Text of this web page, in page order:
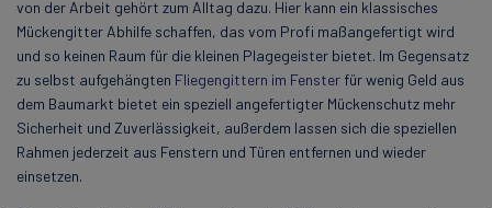
von der Arbeit gehört zum Alltag dazu. Hier kann ein klassisches
Mückengitter Abhilfe schaffen, das vom Profi maßangefertigt wird
und so keinen Raum für die kleinen Plagegeister bietet. Im Gegensatz
zu selbst aufgehängten Fliegengittern im Fenster für wenig Geld aus
dem Baumarkt bietet ein speziell angefertigter Mückenschutz mehr
Sicherheit und Zuverlässigkeit, außerdem lassen sich die speziellen
Rahmen jederzeit aus Fenstern und Türen entfernen und wieder
einsetzen.